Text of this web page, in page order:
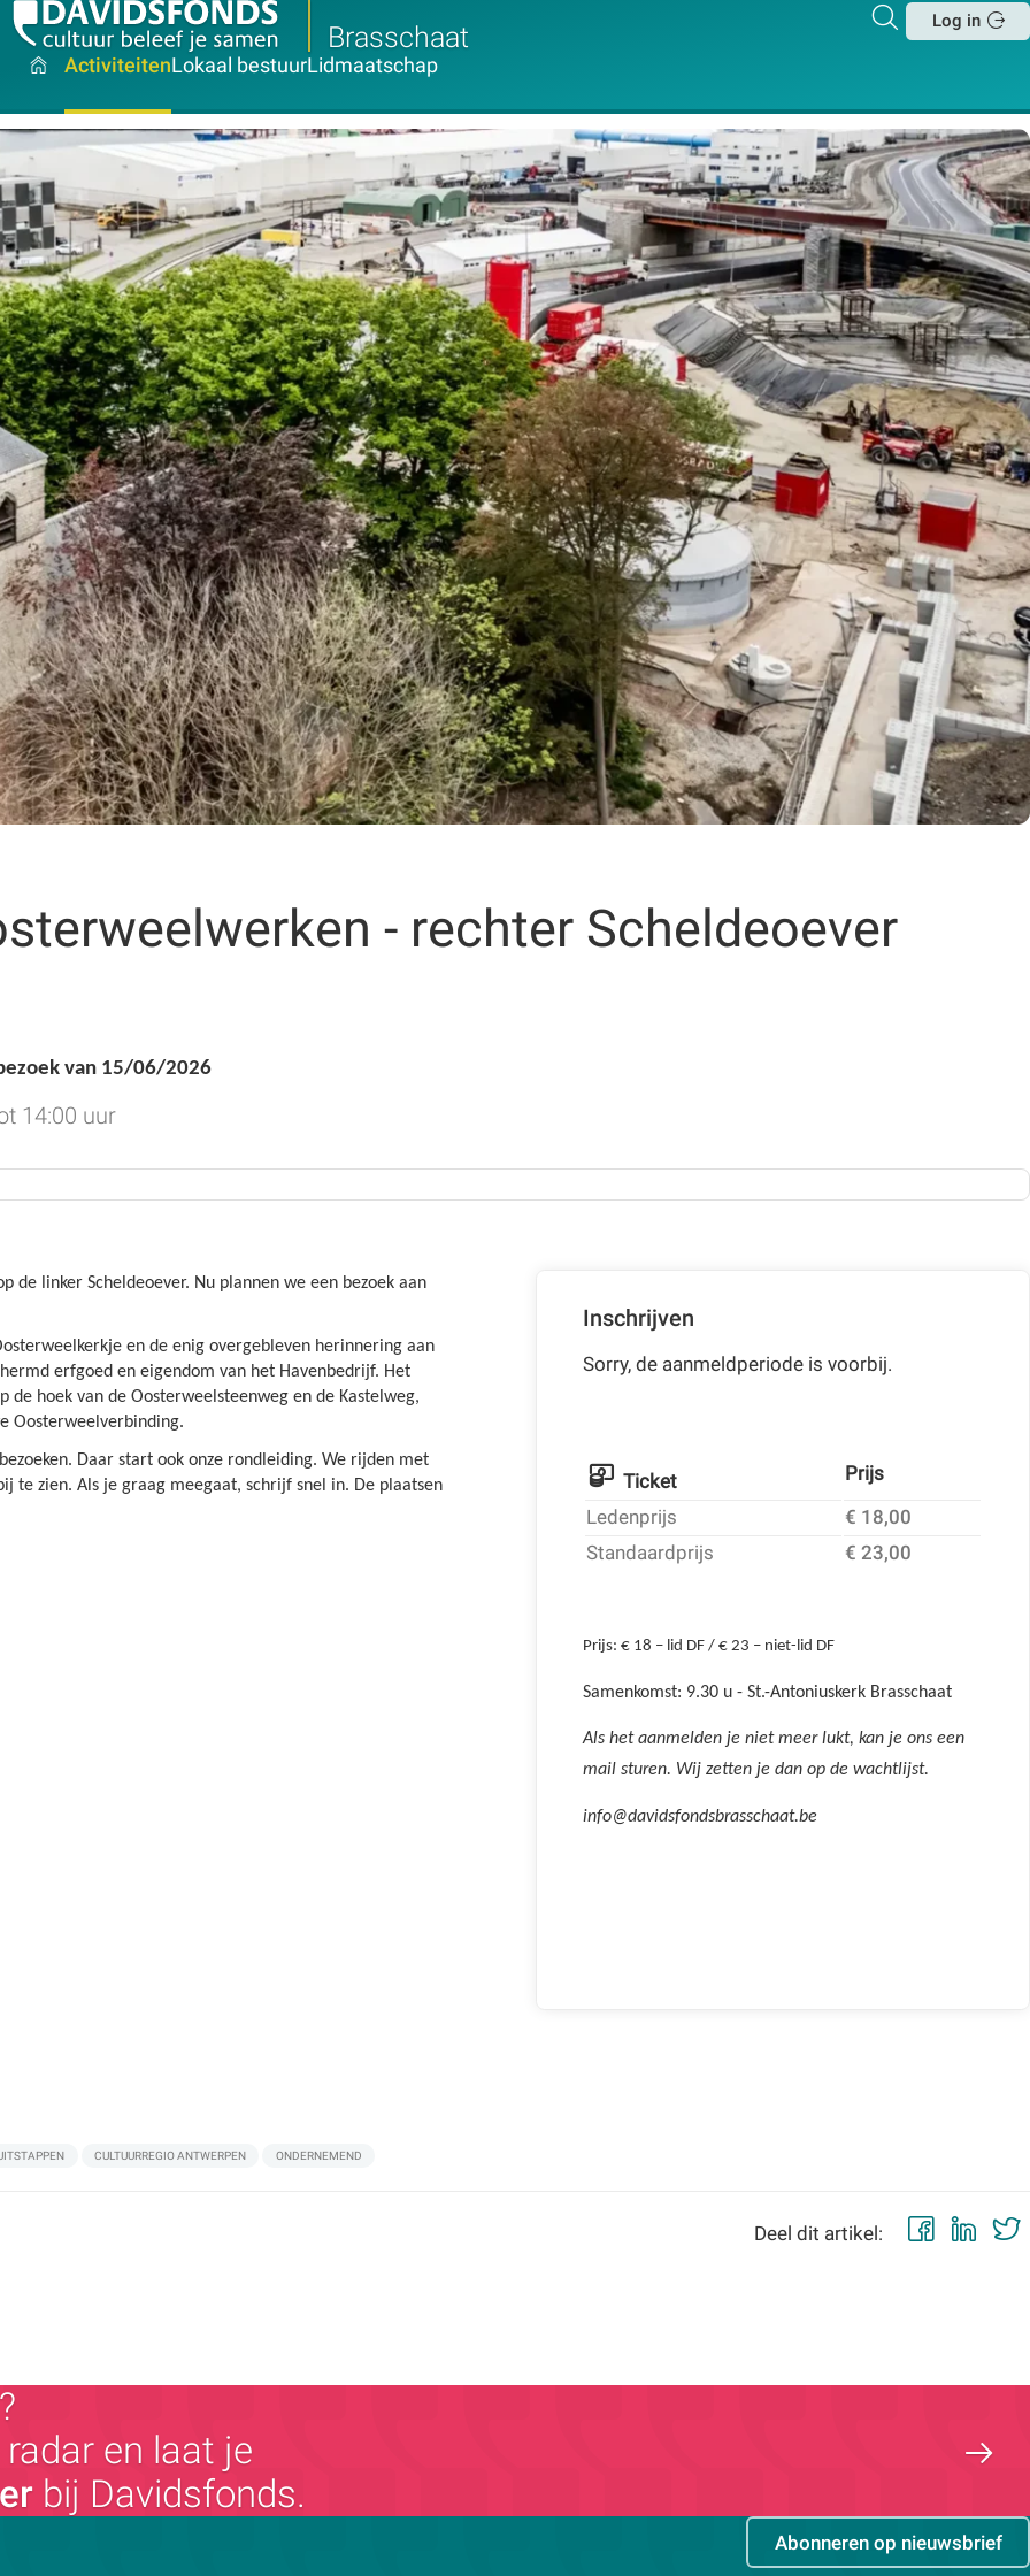
Brasschaat
Zoeken
Log in
ActiviteitenLokaal bestuurLidmaatschap
- rechter Scheldeoever
van 15/06/2026
14:00 uur
de linker Scheldeoever. Nu plannen we een bezoek aan
en de enig overgebleven herinnering aan
erfgoed en eigendom van het Havenbedrijf. Het
hoek van de Oosterweelsteenweg en de Kastelweg,
Oosterweelverbinding.
Daar start ook onze rondleiding. We rijden met
te zien. Als je graag meegaat, schrijf snel in. De plaatsen
Inschrijven
Sorry, de aanmeldperiode is voorbij.
Ticket
Prijs
Ledenprijs
€ 18,00
Standaardprijs
€ 23,00
Prijs: € 18 – lid DF / € 23 – niet-lid DF
Samenkomst: 9.30 u - St.-Antoniuskerk Brasschaat
Als het aanmelden je niet meer lukt, kan je ons een
mail sturen. Wij zetten je dan op de wachtlijst.
info@davidsfondsbrasschaat.be
CULTUURREGIO ANTWERPEN ONDERNEMEND
Deel dit artikel:
en laat je
bij Davidsfonds.
Abonneren op nieuwsbrief